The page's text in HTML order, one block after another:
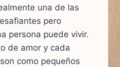
una de las
pero
persona puede vivir.
de amor y cada
como pequeños